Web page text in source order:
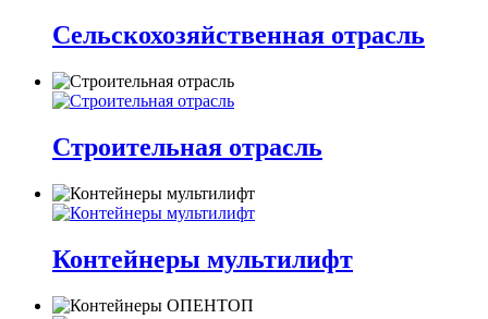
Сельскохозяйственная отрасль
Строительная отрасль
Контейнеры мультилифт